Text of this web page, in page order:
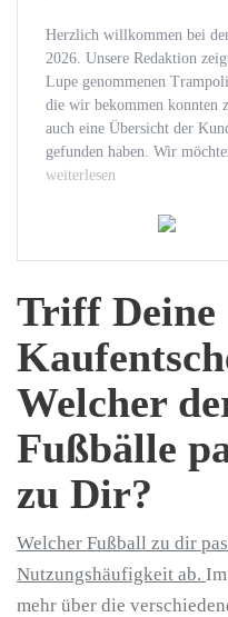
Herzlich willkommen bei
2026. Unsere Redaktion
Lupe genommenen
die wir bekommen konnten
auch eine Übersicht der
gefunden haben. Wir
weiterlesen
Triff Deine
Welcher
Fußbälle
zu Dir?
Welcher Fußball zu dir
Nutzungshäufigkeit ab.
mehr über die